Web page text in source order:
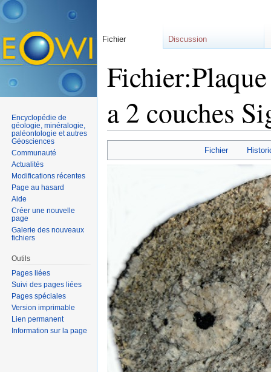
a 2 couches
Fichier
Fichier Discussion
Encyclopédie de
géologie, minéralogie,
paléontologie et autres
Géosciences
Communauté
Actualités
Modifications récentes
Page au hasard
Aide
Créer une nouvelle
page
Galerie des nouveaux
fichiers
Outils
Pages liées
Suivi des pages liées
Pages spéciales
Version imprimable
Lien permanent
Information sur la page